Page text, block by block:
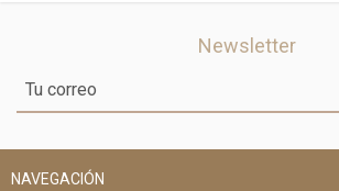
Newsletter
NAVEGACIÓN